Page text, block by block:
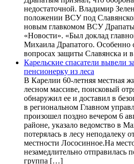
недостаточной. Владимир
положении ВСУ под
новым главкомом ВСУ
«Новости». «Был доклад
Михаила Драпатого. Особенно
вопросах защиты Славянска и
Карельские спасатели вывели
пенсионерку из леса
В Карелии 60-летняя местная
лесном массиве, поисковый
обнаружил ее и доставил в
в региональном Главном
произошел поздно вечером 6
районе, указало ведомство в
потерялась в лесу неподалеку
местности Лососинное.На
незамедлительно отправилась
группа […]